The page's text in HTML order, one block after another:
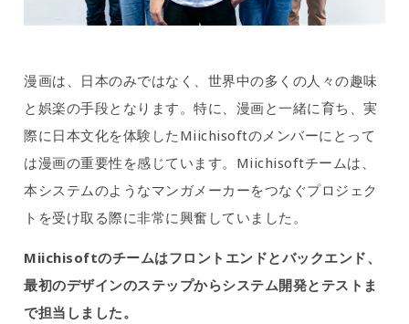
漫画は、日本のみではなく、世界中の多くの人々の趣味
と娯楽の手段となります。特に、漫画と一緒に育ち、実
際に日本文化を体験したMiichisoftのメンバーにとって
は漫画の重要性を感じています。Miichisoftチームは、
本システムのようなマンガメーカーをつなぐプロジェク
トを受け取る際に非常に興奮していました。
Miichisoftのチームはフロントエンドとバックエンド、
最初のデザインのステップからシステム開発とテストま
で担当しました。